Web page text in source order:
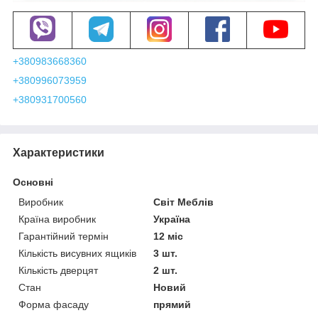
+380983668360
+380996073959
+380931700560
Характеристики
Основні
Виробник
Світ Меблів
Країна виробник
Україна
Гарантійний термін
12 міс
Кількість висувних ящиків
3 шт.
Кількість дверцят
2 шт.
Стан
Новий
Форма фасаду
прямий